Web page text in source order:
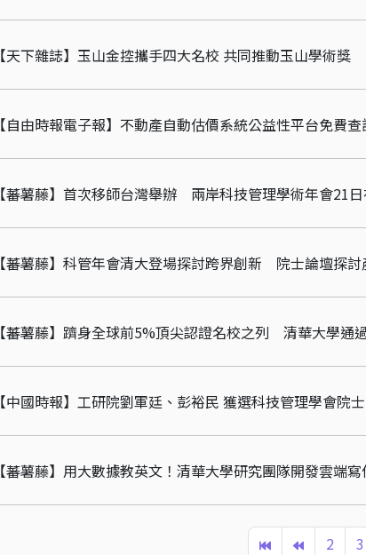
【天下雜誌】玉山金控攜手四大名校 共同推動玉山學術獎
【自由時報電子報】不動產自動估價系統公益性平台免費
【蕃薯藤】首次移師台灣舉辦 兩岸科技管理學術年會21
【蕃薯藤】科管年會清大登場探討跨界創新 院士論壇探
【蕃薯藤】躋身全球前5%頂尖認證名校之列 清華大學通
【中國時報】工研院劉軍廷、彭裕民 獲選科技管理學會院
【蕃薯藤】用大數據教英文！清華大學研究團隊開發雲端
2 3